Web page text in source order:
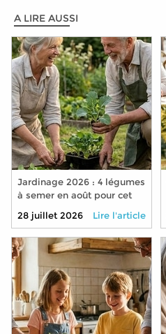
A LIRE AUSSI
Jardinage 2026 : 4 légumes
à semer en août pour cet
28 juillet 2026 Lire l'article